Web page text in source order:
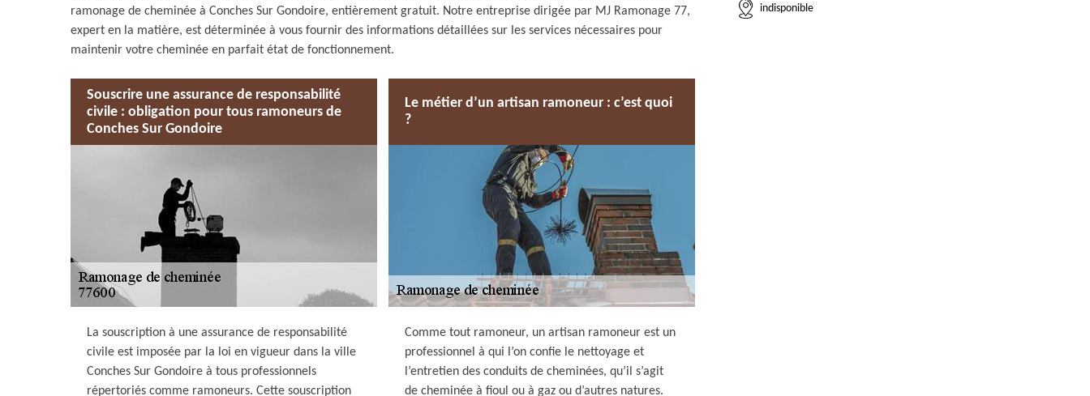
ramonage de cheminée à Conches Sur Gondoire, entièrement gratuit. Notre entreprise dirigée par MJ Ramonage 77,
expert en la matière, est déterminée à vous fournir des informations détaillées sur les services nécessaires pour
maintenir votre cheminée en parfait état de fonctionnement.
Souscrire une assurance de responsabilité
civile : obligation pour tous ramoneurs de
Conches Sur Gondoire
La souscription à une assurance de responsabilité
civile est imposée par la loi en vigueur dans la ville
Conches Sur Gondoire à tous professionnels
répertoriés comme ramoneurs. Cette souscription
Le métier d’un artisan ramoneur : c’est quoi
?
Comme tout ramoneur, un artisan ramoneur est un
professionnel à qui l’on confie le nettoyage et
l’entretien des conduits de cheminées, qu’il s’agit
de cheminée à fioul ou à gaz ou d’autres natures.
indisponible